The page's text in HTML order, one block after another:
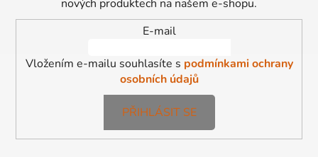
nových produktech na našem e-shopu.
E-mail
Vložením e-mailu souhlasíte s podmínkami ochrany
osobních údajů
PŘIHLÁSIT SE